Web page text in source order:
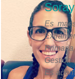
Es
Gestión
Es